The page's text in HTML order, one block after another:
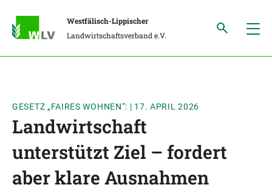
Westfälisch-Lippischer
Landwirtschaftsverband e.V.
GESETZ „FAIRES WOHNEN“: | 17. APRIL 2026
Landwirtschaft
unterstützt Ziel – fordert
aber klare Ausnahmen